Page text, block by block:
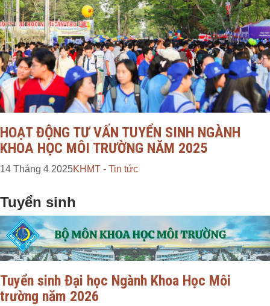
HOẠT ĐỘNG TƯ VẤN TUYỂN SINH NGÀNH
KHOA HỌC MÔI TRƯỜNG NĂM 2025
14 Tháng 4 2025KHMT - Tin tức
Tuyển sinh
Tuyển sinh Đại học Ngành Khoa Học Môi
trường năm 2026